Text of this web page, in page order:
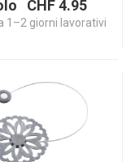
CHF 4.95
1–2 giorni lavorativi